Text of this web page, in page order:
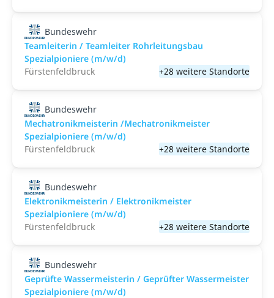
Bundeswehr
Teamleiterin / Teamleiter Rohrleitungsbau
Spezialpioniere (m/w/d)
Fürstenfeldbruck
+28 weitere Standorte
Bundeswehr
Mechatronikmeisterin /Mechatronikmeister
Spezialpioniere (m/w/d)
Fürstenfeldbruck
+28 weitere Standorte
Bundeswehr
Elektronikmeisterin / Elektronikmeister
Spezialpioniere (m/w/d)
Fürstenfeldbruck
+28 weitere Standorte
Bundeswehr
Geprüfte Wassermeisterin / Geprüfter Wassermeister
Spezialpioniere (m/w/d)